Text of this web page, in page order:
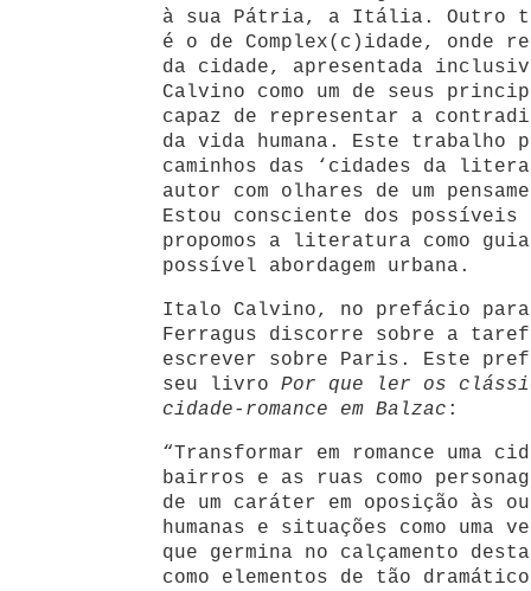
à sua Pátria, a Itália. Outro
é o de Complex(c)idade, onde
da cidade, apresentada
Calvino como um de seus
capaz de representar a
da vida humana. Este trabalho
caminhos das ‘cidades da
autor com olhares de um
Estou consciente dos possíveis
propomos a literatura como guia
possível abordagem urbana.
Italo Calvino, no prefácio para
Ferragus discorre sobre a
escrever sobre Paris. Este
seu livro Por que ler os
cidade-romance em Balzac :
“Transformar em romance uma
bairros e as ruas como
de um caráter em oposição às
humanas e situações como uma
que germina no calçamento
como elementos de tão